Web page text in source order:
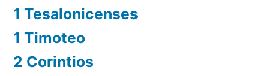
1 Tesalonicenses
1 Timoteo
2 Corintios